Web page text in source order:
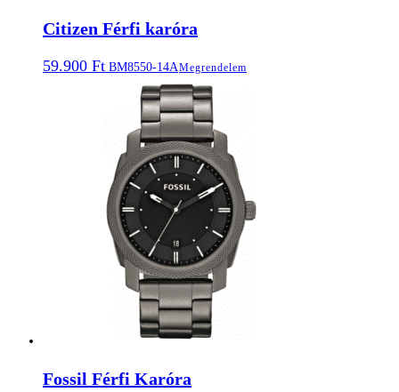
Citizen Férfi karóra
59.900 Ft BM8550-14AMegrendelem
Fossil Férfi Karóra